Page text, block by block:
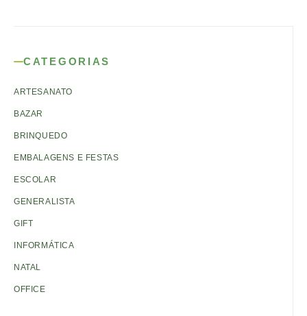
CATEGORIAS
ARTESANATO
BAZAR
BRINQUEDO
EMBALAGENS E FESTAS
ESCOLAR
GENERALISTA
GIFT
INFORMÁTICA
NATAL
OFFICE